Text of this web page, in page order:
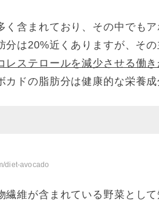
く含まれており、その中でも
分は20%近くありますが、そ
レステロールを減少させる働
カドの脂肪分は健康的な栄養成
diet-avocado
繊維が含まれている野菜とし